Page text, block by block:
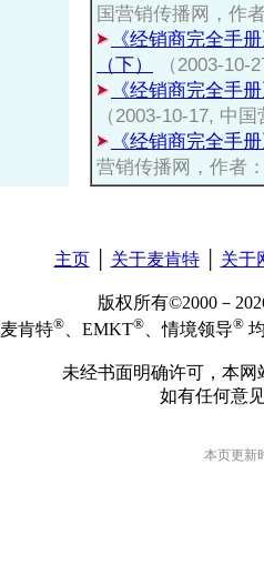
国营销传播网，作
《经销商完全手
（下）
（2003-
《经销商完全手
（2003-10-17, 中
《经销商完全手
营销传播网，作者
主页│ 关于麦肯特│ 关于
版权所有©2000－
麦肯特® 、EMKT® 、情境领导®
未经书面明确许可，本
如有任何意
本页更新